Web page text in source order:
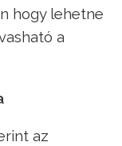
hogy lehetne
a
az